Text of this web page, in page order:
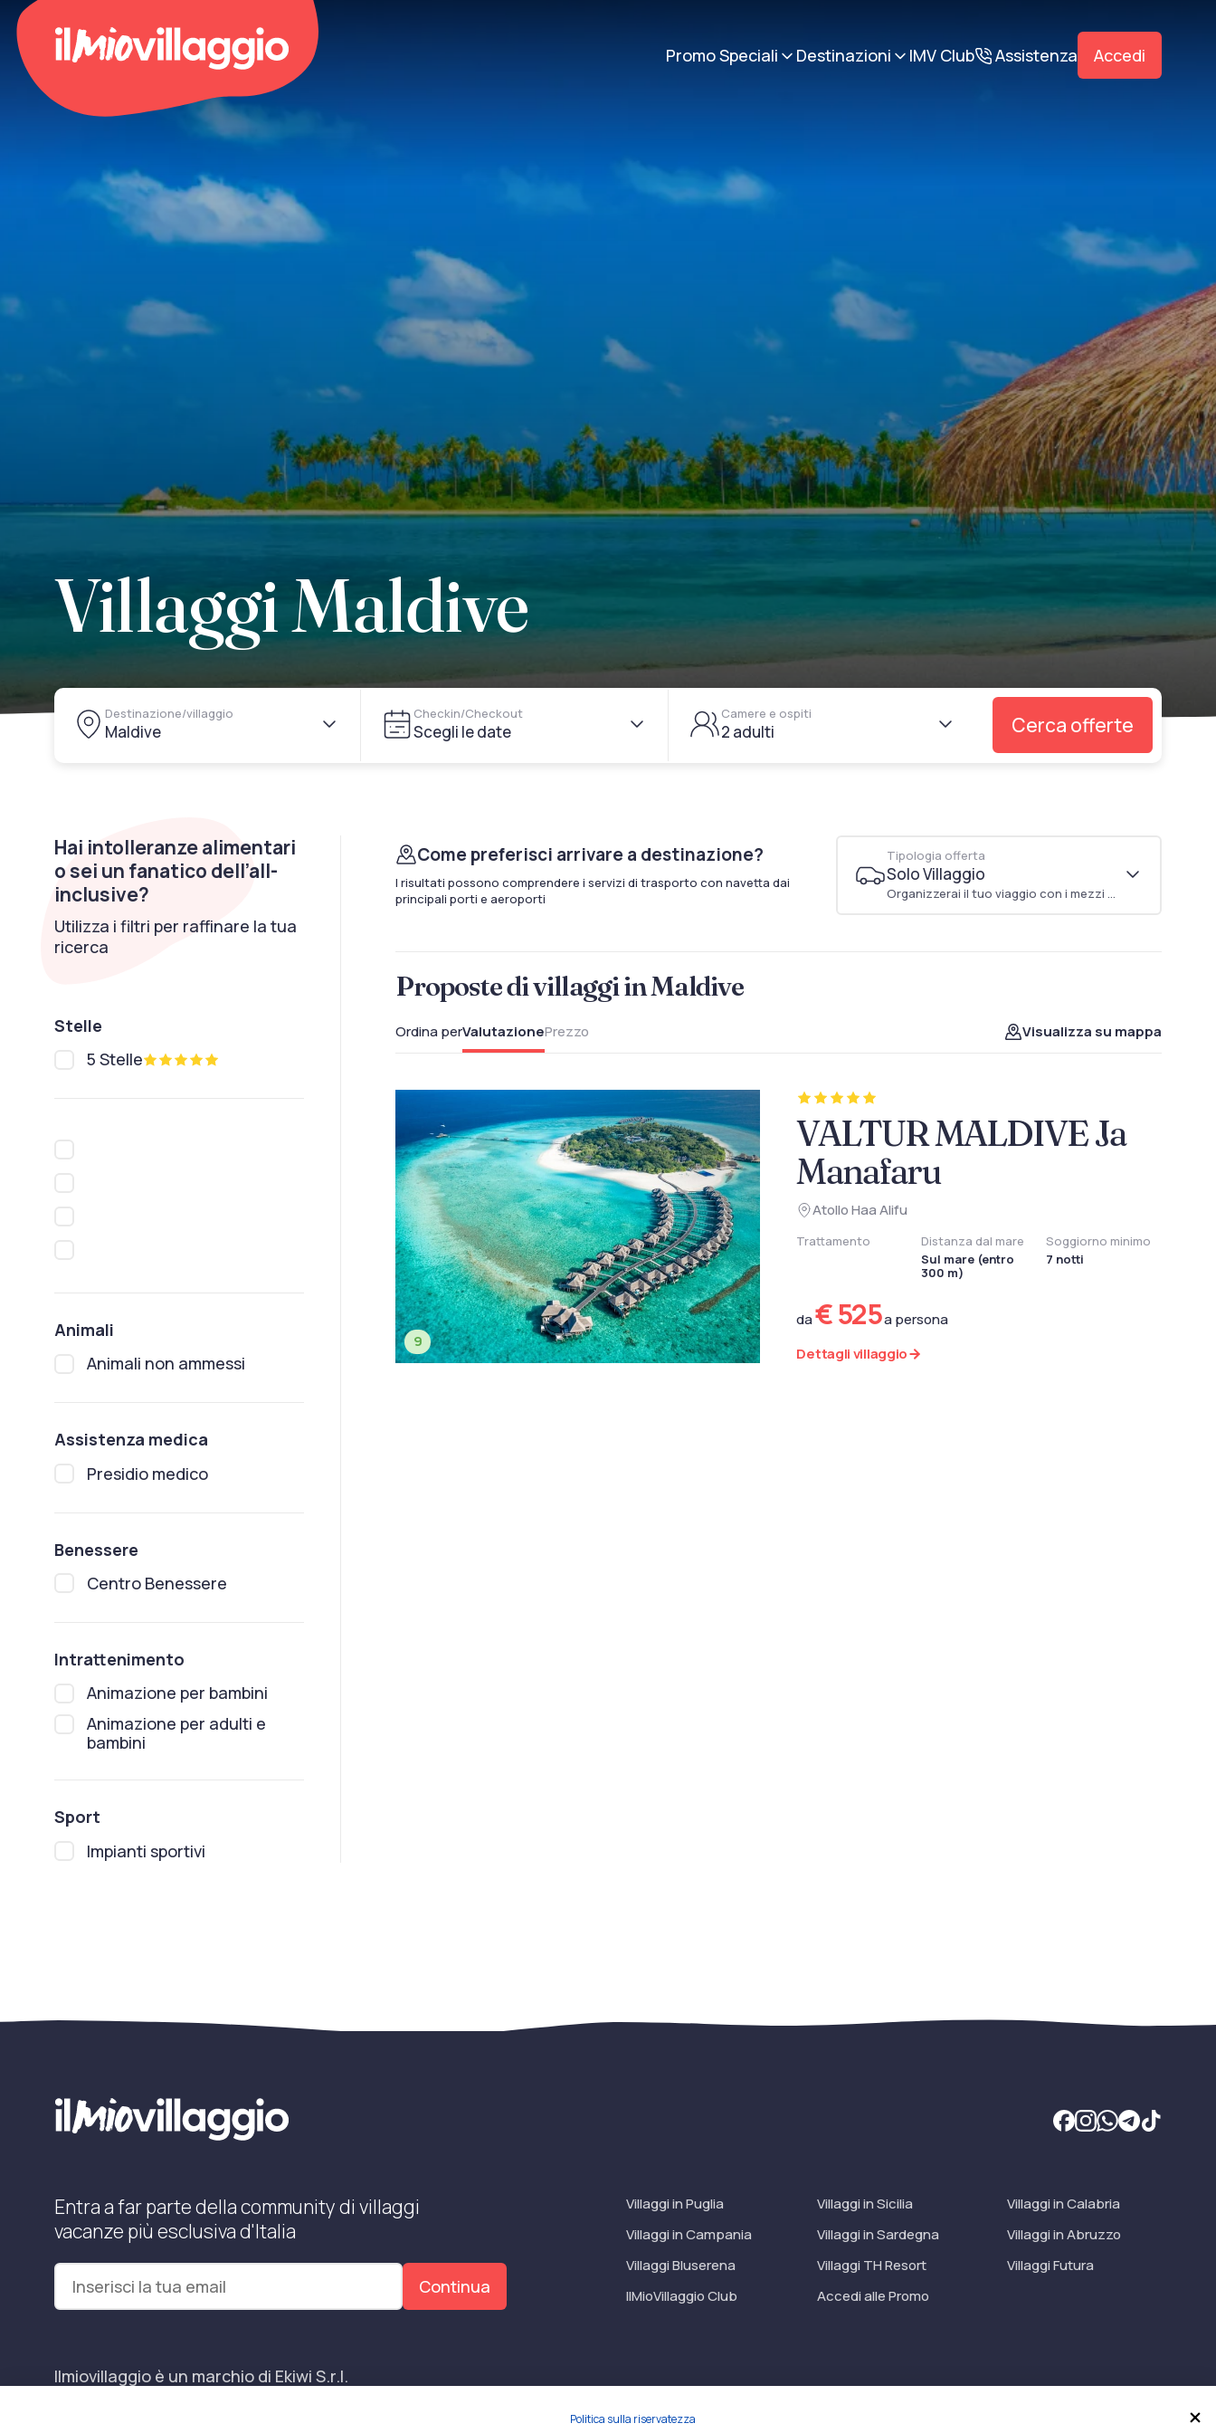
Promo Speciali Destinazioni IMV Club Assistenza Accedi
Villaggi Maldive
Destinazione/villaggio
Maldive
Checkin/Checkout
Scegli le date
Camere e ospiti
2 adulti Cerca offerte
Come preferisci arrivare a destinazione?
I risultati possono comprendere i servizi di trasporto con navetta dai
principali porti e aeroporti
Tipologia offerta
Solo Villaggio
Organizzerai il tuo viaggio con i mezzi di trasporto che preferisci
Proposte di villaggi in Maldive
Ordina perValutazionePrezzo Visualizza su mappa
9
VALTUR MALDIVE Ja
Manafaru
Atollo Haa Alifu
Trattamento
Distanza dal mare
Sul mare (entro
300 m)
Soggiorno minimo
7 notti
da€ 525a persona
Dettagli villaggio
Hai intolleranze alimentari
o sei un fanatico dell’all-
inclusive?
Utilizza i filtri per raffinare la tua
ricerca
Stelle
5 Stelle
Animali
Animali non ammessi
Assistenza medica
Presidio medico
Benessere
Centro Benessere
Intrattenimento
Animazione per bambini
Animazione per adulti e
bambini
Sport
Impianti sportivi
Entra a far parte della community di villaggi
vacanze più esclusiva d'Italia
Continua
Villaggi in Puglia Villaggi in Sicilia
Villaggi in Calabria
Villaggi in Campania
Villaggi in Sardegna
Villaggi in Abruzzo
Villaggi Bluserena
Villaggi TH Resort
Villaggi Futura
IlMioVillaggio Club
Accedi alle Promo
Ilmiovillaggio è un marchio di Ekiwi S.r.l.
Politica sulla riservatezza